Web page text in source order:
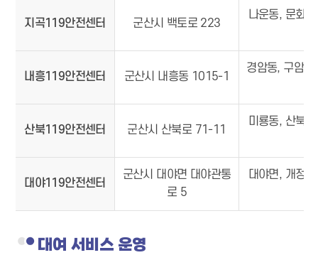
지곡119안전센터 군산시 백토로 223
나운동, 문화
내흥119안전센터 군산시 내흥동 1015-1
경암동, 구암
산북119안전센터 군산시 산북로 71-11
미룡동, 산북
대야119안전센터
군산시 대야면 대야관통
로 5
대야면, 개정
대여 서비스 운영